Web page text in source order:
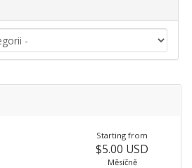
Starting from
$5.00 USD
Měsíčně